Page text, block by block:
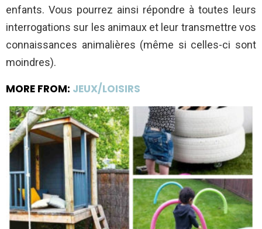
enfants. Vous pourrez ainsi répondre à toutes leurs
interrogations sur les animaux et leur transmettre vos
connaissances animalières (même si celles-ci sont
moindres).
MORE FROM: JEUX/LOISIRS